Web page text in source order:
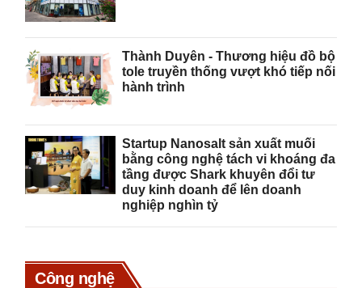
đó, Prudential cũng nhận được bằng khen của Chủ tịch
UBND TP. Hồ Chí Minh về thành tích xuất sắc đóng góp
Thành Duyên - Thương hiệu đồ bộ
tole truyền thống vượt khó tiếp nối
hành trình
Startup Nanosalt sản xuất muối
bằng công nghệ tách vi khoáng đa
tầng được Shark khuyên đổi tư
duy kinh doanh để lên doanh
nghiệp nghìn tỷ
Công nghệ